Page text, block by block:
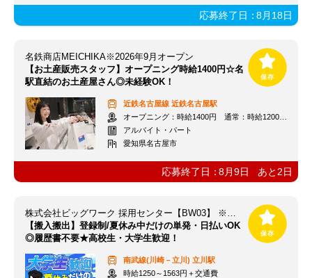
応募終了日：8月18日
名鉄商店MEICHIKA※2026年9月オープン
【お土産販売スタッフ】オープニング時給1400円☆名
駅直結のお土産屋さん◎未経験OK！
近鉄名古屋線 近鉄名古屋駅
オープニング：時給1400円 通常：時給1200円～＋交通費全額支給
アルバイト・パート
愛知県名古屋市
応募終了日：8月9日 あと 2日
株式会社ビッグワーク 採用センター【BW03】 ※立川エリア
【搬入搬出】登録制/夏休み中だけの単発・日払いOK
◎履歴書不要★高校生・大学生歓迎！
南武線(川崎－立川) 立川駅
時給1250～1563円＋交通費